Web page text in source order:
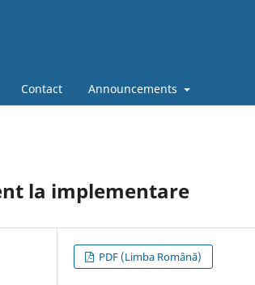
Contact Announcements
la implementare
PDF (Limba Română)